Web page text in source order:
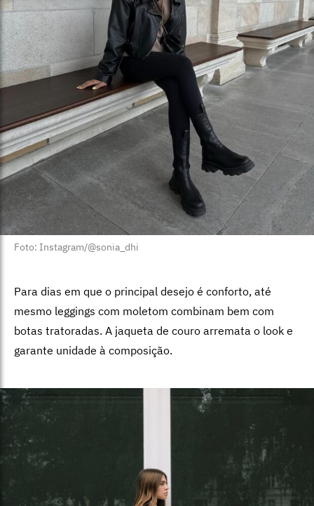
Foto: Instagram/@sonia_dhi
Para dias em que o principal desejo é conforto, até
mesmo leggings com moletom combinam bem com
botas tratoradas. A jaqueta de couro arremata o look e
garante unidade à composição.